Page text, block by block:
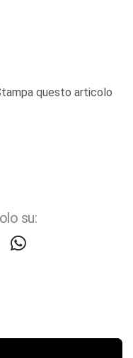
questo articolo
su: